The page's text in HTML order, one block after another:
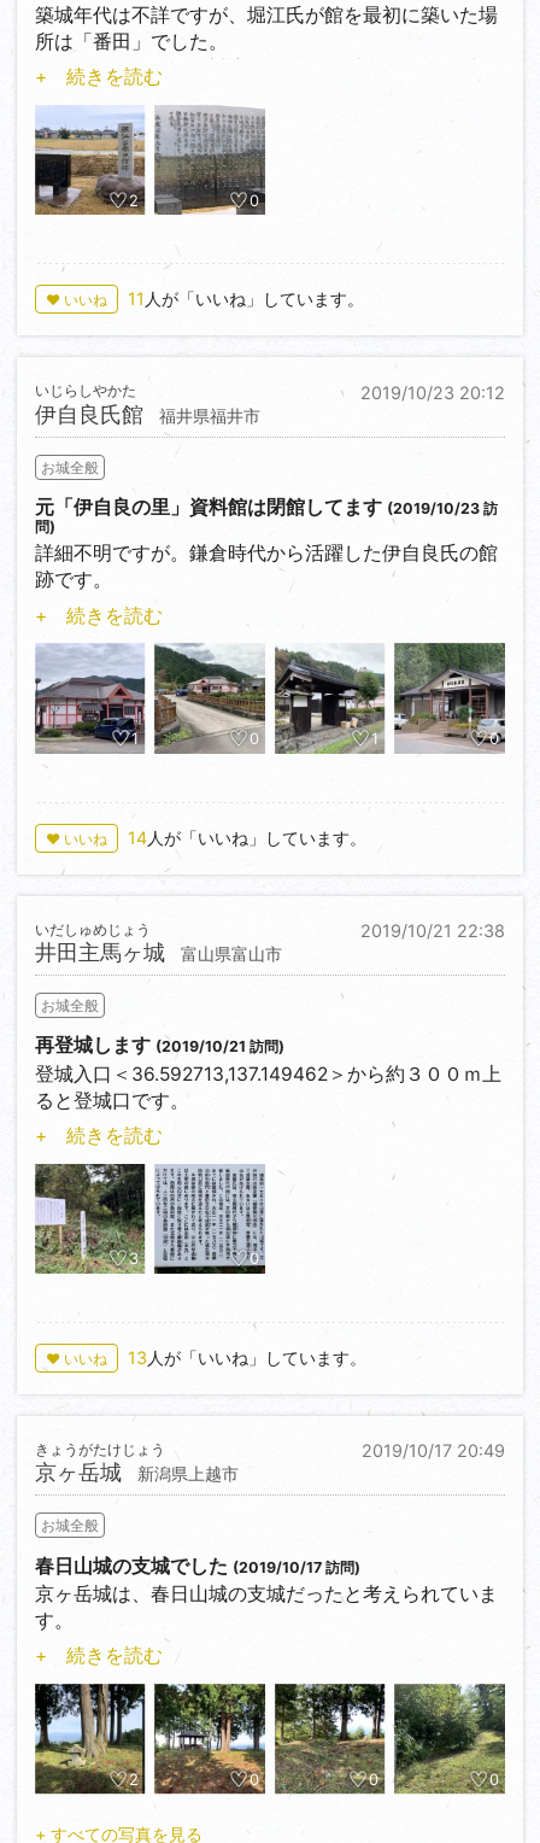
築城年代は不詳ですが、堀江氏が館を最初に築いた場
所は「番田」でした。
その後、一向一揆に対応するために番田から「下番」
（本荘小学校一帯）に
移し、最後は「中番」（春日神社の地）に築いていま
す。
県道１０９号線沿いに＜36.211299,136.203818＞石碑
案内碑が確認できますが、遺構は見当たりません。
+ 続きを読む
2 0
♥ いいね 11 人が「いいね」しています。
2019/10/23 20:12
伊自良氏館
いじらしやかた
福井県福井市
お城全般
元「伊自良の里」資料館は閉館してます (2019/10/23 訪
問)
詳細不明ですが。鎌倉時代から活躍した伊自良氏の館
跡です。
温泉施設「伊自良温泉」駐車場を利用、伊自良橋を渡
ると平成１０年開館したが、
入館者が少なく閉館した元「伊自良の里」資料館があ
ります。展示資料は福井県立
歴史博物館へ移管されてます。
ら・やきはた食堂」とあるが、
営業している様子はない。周囲に遺構らしきモノは見
当たらず、温泉施設「伊自良
温泉」だけ繁盛している。
+ 続きを読む
1 0 1 0
♥ いいね 14人が「いいね」しています。
2019/10/21 22:38
井田主馬ヶ城
いだしゅめじょう
富山県富山市
お城全般
再登城します (2019/10/21 訪問)
登城入口＜36.592713,137.149462＞から約３００ｍ上
ると登城口です。
しかし連日の雨で林道は小川状態、約１００ｍ手前に
路駐、登城口に
案内板を確認するが、登城路は草深く・水浸し、再登
城リスト入りです。
+ 続きを読む
3 0
♥ いいね 13 人が「いいね」しています。
2019/10/17 20:49
京ヶ岳城
きょうがたけじょう
新潟県上越市
お城全般
春日山城の支城でした (2019/10/17 訪問)
京ヶ岳城は、春日山城の支城だったと考えられていま
す。
三叉路にある南登城口＜37.038118,138.367412＞近く
に路駐、
屋敷跡・帯曲輪など探索しながら遊歩道を１０分足ら
ず登ると
土塁跡が残る主郭跡です。案内板は無くなっている
と（刈入が終わっていたが）棚田の眺望は素晴らし
+ 続きを読む
2 0 0 0
+ すべての写真を見る